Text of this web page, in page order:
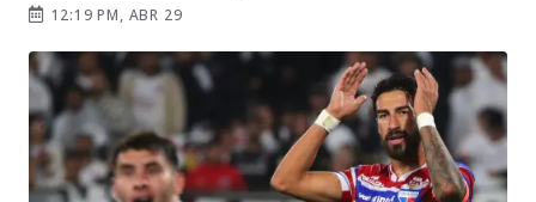
12:19 PM, ABR 29